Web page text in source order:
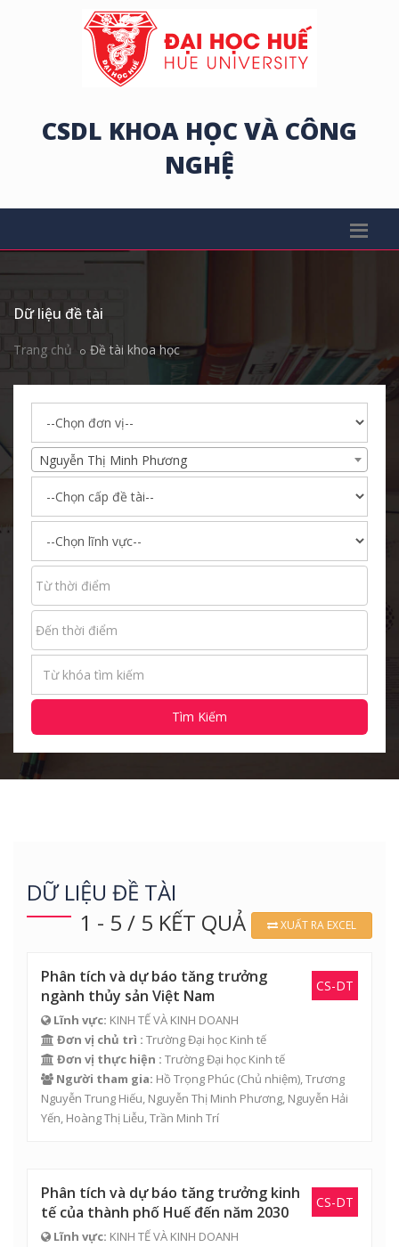
CSDL KHOA HỌC VÀ CÔNG
NGHỆ
Dữ liệu đề tài
Trang chủ Đề tài khoa học
Nguyễn Thị Minh Phương
Tìm Kiếm
DỮ LIỆU ĐỀ TÀI
1 - 5 / 5 KẾT QUẢ
XUẤT RA EXCEL
CS-DT
Phân tích và dự báo tăng trưởng
ngành thủy sản Việt Nam
Lĩnh vực: KINH TẾ VÀ KINH DOANH
Đơn vị chủ trì : Trường Đại học Kinh tế
Đơn vị thực hiện : Trường Đại học Kinh tế
Người tham gia: Hồ Trọng Phúc (Chủ nhiệm), Trương
Nguyễn Trung Hiếu, Nguyễn Thị Minh Phương, Nguyễn Hải
Yến, Hoàng Thị Liễu,Trần Minh Trí
CS-DT
Phân tích và dự báo tăng trưởng kinh
tế của thành phố Huế đến năm 2030
Lĩnh vực: KINH TẾ VÀ KINH DOANH